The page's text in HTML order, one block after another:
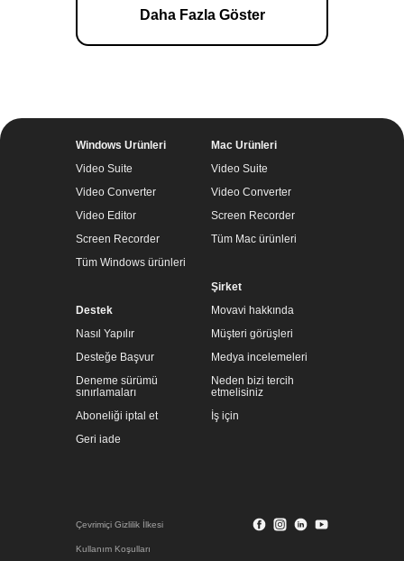
Daha Fazla Göster
Windows Ürünleri
Video Suite
Video Converter
Video Editor
Screen Recorder
Tüm Windows ürünleri
Mac Ürünleri
Video Suite
Video Converter
Screen Recorder
Tüm Mac ürünleri
Destek
Nasıl Yapılır
Desteğe Başvur
Deneme sürümü
sınırlamaları
Aboneliği iptal et
Geri iade
Şirket
Movavi hakkında
Müşteri görüşleri
Medya incelemeleri
Neden bizi tercih
etmelisiniz
İş için
Çevrimiçi Gizlilik İlkesi
Kullanım Koşulları